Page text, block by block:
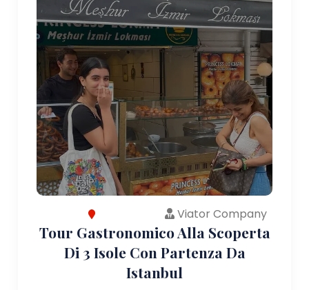
Viator Company
Tour Gastronomico Alla Scoperta
Di 3 Isole Con Partenza Da
Istanbul